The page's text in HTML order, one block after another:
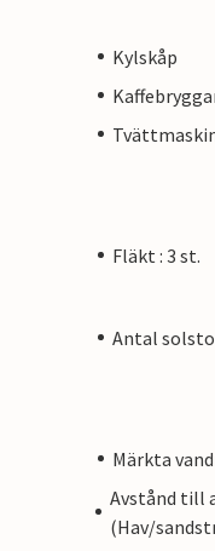
Kylskåp
Fläkt : 3 st.
Antal
Märkta
Avstånd till
(Hav/